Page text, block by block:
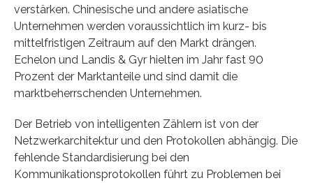
verstärken. Chinesische und andere asiatische
Unternehmen werden voraussichtlich im kurz- bis
mittelfristigen Zeitraum auf den Markt drängen.
Echelon und Landis & Gyr hielten im Jahr fast 90
Prozent der Marktanteile und sind damit die
marktbeherrschenden Unternehmen.
Der Betrieb von intelligenten Zählern ist von der
Netzwerkarchitektur und den Protokollen abhängig. Die
fehlende Standardisierung bei den
Kommunikationsprotokollen führt zu Problemen bei